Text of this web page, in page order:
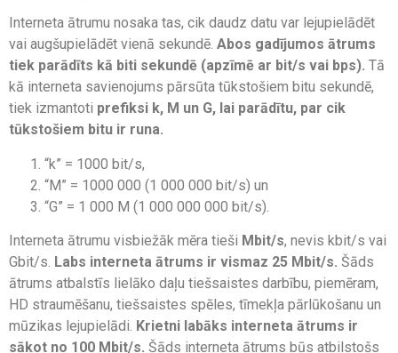
Interneta ātrumu nosaka tas, cik daudz datu var lejupielādēt
vai augšupielādēt vienā sekundē. Abos gadījumos ātrums
tiek parādīts kā biti sekundē (apzīmē ar bit/s vai bps). Tā
kā interneta savienojums pārsūta tūkstošiem bitu sekundē,
tiek izmantoti prefiksi k, M un G, lai parādītu, par cik
tūkstošiem bitu ir runa.
“k” = 1000 bit/s,
“M” = 1000 000 (1 000 000 bit/s) un
“G” = 1 000 M (1 000 000 000 bit/s).
Interneta ātrumu visbiežāk mēra tieši Mbit/s, nevis kbit/s vai
Gbit/s. Labs interneta ātrums ir vismaz 25 Mbit/s. Šāds
ātrums atbalstīs lielāko daļu tiešsaistes darbību, piemēram,
HD straumēšanu, tiešsaistes spēles, tīmekļa pārlūkošanu un
mūzikas lejupielādi. Krietni labāks interneta ātrums ir
sākot no 100 Mbit/s. Šāds interneta ātrums būs atbilstošs